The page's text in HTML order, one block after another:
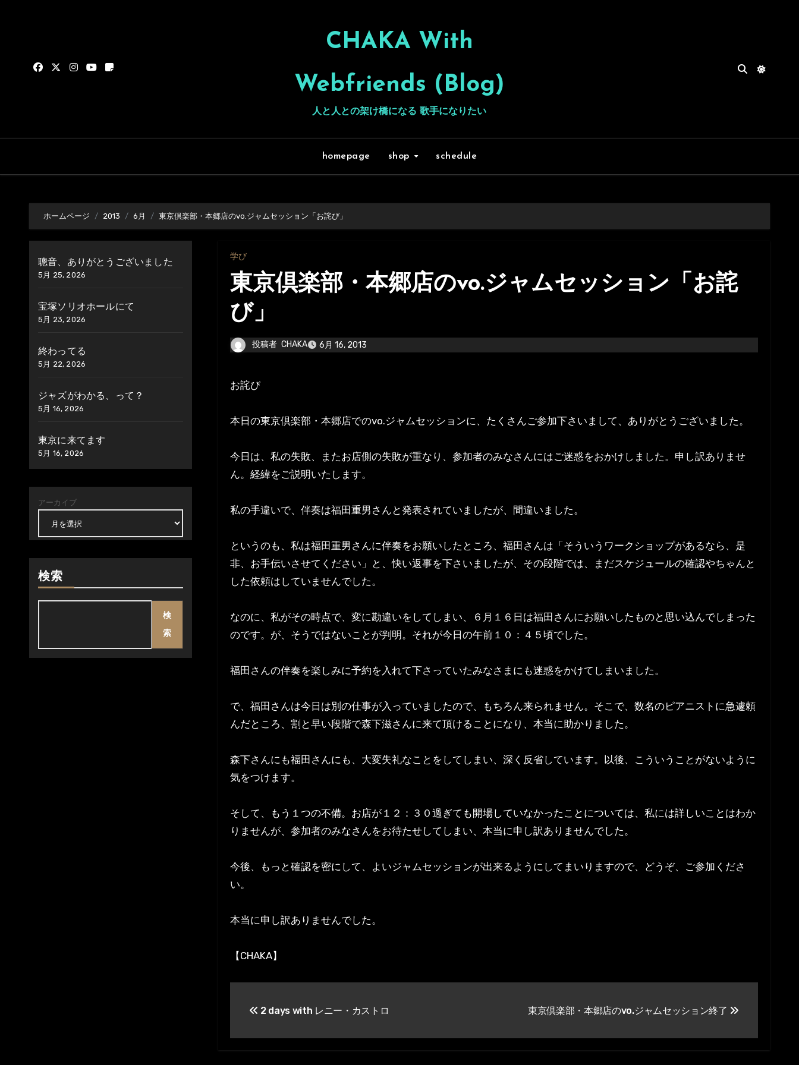
CHAKA With
Webfriends (Blog)
人と人との架け橋になる 歌手になりたい
homepage shop schedule
ホームページ 2013 6月 東京倶楽部・本郷店のvo.ジャムセッション「お詫び」
聰音、ありがとうございました
5月 25, 2026
宝塚ソリオホールにて
5月 23, 2026
終わってる
5月 22, 2026
ジャズがわかる、って？
5月 16, 2026
東京に来てます
5月 16, 2026
アーカイブ
検索
検
索
学び
東京倶楽部・本郷店のvo.ジャムセッション「お詫
び」
投稿者 CHAKA 6月 16, 2013
お詫び
本日の東京倶楽部・本郷店でのvo.ジャムセッションに、たくさんご参加下さいまして、ありがとうございました。
今日は、私の失敗、またお店側の失敗が重なり、参加者のみなさんにはご迷惑をおかけしました。申し訳ありませ
ん。経緯をご説明いたします。
私の手違いで、伴奏は福田重男さんと発表されていましたが、間違いました。
というのも、私は福田重男さんに伴奏をお願いしたところ、福田さんは「そういうワークショップがあるなら、是
非、お手伝いさせてください」と、快い返事を下さいましたが、その段階では、まだスケジュールの確認やちゃんと
した依頼はしていませんでした。
なのに、私がその時点で、変に勘違いをしてしまい、６月１６日は福田さんにお願いしたものと思い込んでしまった
のです。が、そうではないことが判明。それが今日の午前１０：４５頃でした。
福田さんの伴奏を楽しみに予約を入れて下さっていたみなさまにも迷惑をかけてしまいました。
で、福田さんは今日は別の仕事が入っていましたので、もちろん来られません。そこで、数名のピアニストに急遽頼
んだところ、割と早い段階で森下滋さんに来て頂けることになり、本当に助かりました。
森下さんにも福田さんにも、大変失礼なことをしてしまい、深く反省しています。以後、こういうことがないように
気をつけます。
そして、もう１つの不備。お店が１２：３０過ぎても開場していなかったことについては、私には詳しいことはわか
りませんが、参加者のみなさんをお待たせしてしまい、本当に申し訳ありませんでした。
今後、もっと確認を密にして、よいジャムセッションが出来るようにしてまいりますので、どうぞ、ご参加くださ
い。
本当に申し訳ありませんでした。
【CHAKA】
ナ
2 days with レニー・カストロ 東京倶楽部・本郷店のvo.ジャムセッション終了